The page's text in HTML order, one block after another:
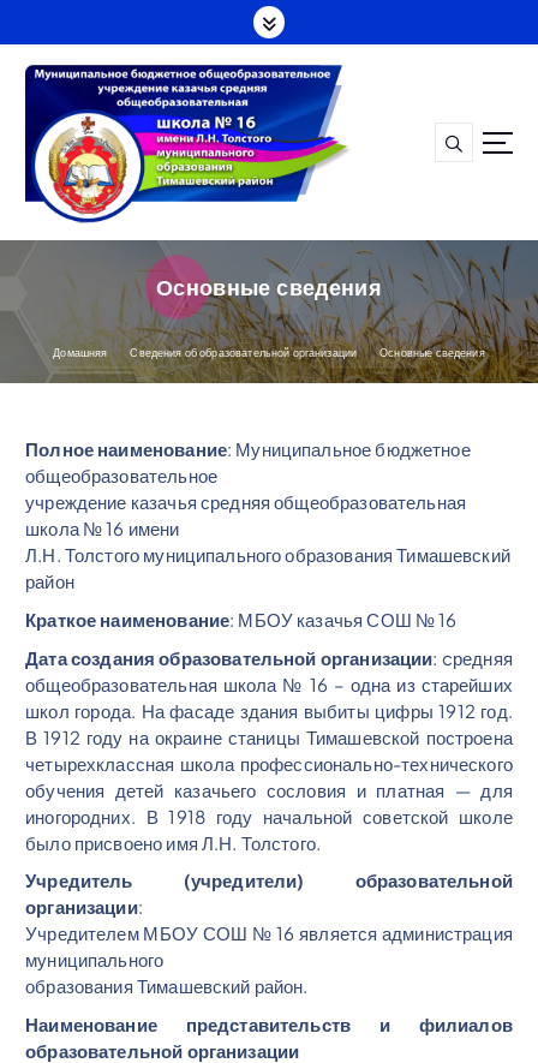
а
Основные сведения
Домашняя Сведения об образовательной организации Основные сведения
Полное наименование: Муниципальное бюджетное
общеобразовательное
учреждение казачья средняя общеобразовательная
школа № 16 имени
Л.Н. Толстого муниципального образования Тимашевский
район
Краткое наименование: МБОУ казачья СОШ № 16
Дата создания образовательной организации: cредняя
общеобразовательная школа № 16 – одна из старейших
школ города. На фасаде здания выбиты цифры 1912 год.
В 1912 году на окраине станицы Тимашевской построена
четырехклассная школа профессионально-технического
обучения детей казачьего сословия и платная — для
иногородних. В 1918 году начальной советской школе
было присвоено имя Л.Н. Толстого.
Учредитель (учредители) образовательной
организации:
Учредителем МБОУ СОШ № 16 является администрация
муниципального
образования Тимашевский район.
Наименование представительств и филиалов
образовательной организации